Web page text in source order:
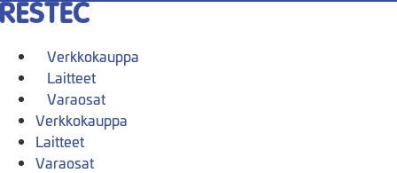
Verkkokauppa
Laitteet
Varaosat
Verkkokauppa
Laitteet
Varaosat